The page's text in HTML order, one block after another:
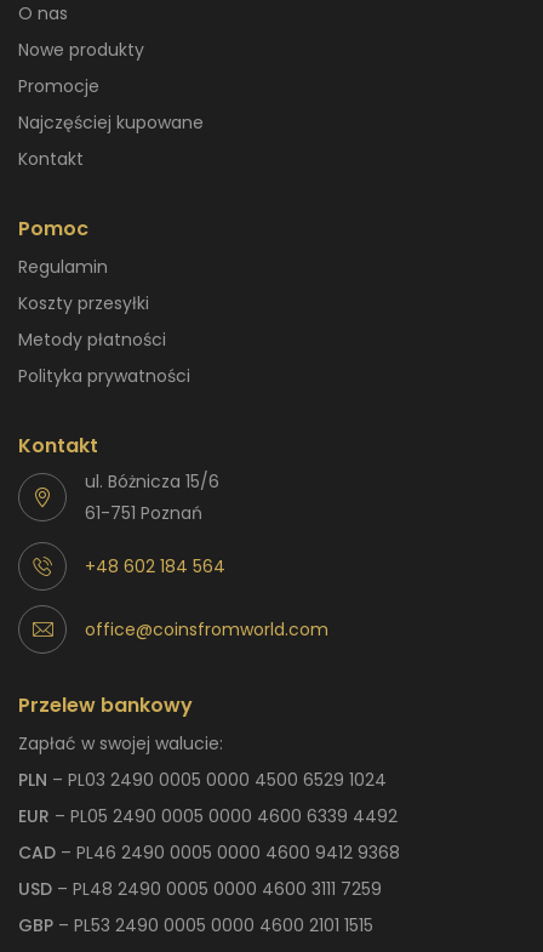
O nas
Nowe produkty
Promocje
Najczęściej kupowane
Kontakt
Pomoc
Regulamin
Koszty przesyłki
Metody płatności
Polityka prywatności
Kontakt
ul. Bóżnicza 15/6
61-751 Poznań
+48 602 184 564
office@coinsfromworld.com
Przelew bankowy
Zapłać w swojej walucie:
PLN – PL03 2490 0005 0000 4500 6529 1024
EUR – PL05 2490 0005 0000 4600 6339 4492
CAD – PL46 2490 0005 0000 4600 9412 9368
USD – PL48 2490 0005 0000 4600 3111 7259
GBP – PL53 2490 0005 0000 4600 2101 1515